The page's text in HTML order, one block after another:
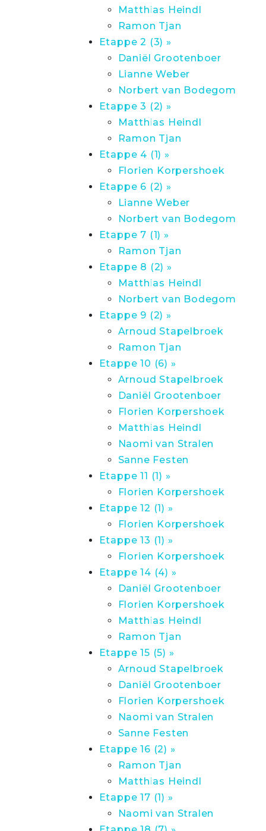
Matthias Heindl
Ramon Tjan
Etappe 2 (3) »
Daniël Grootenboer
Lianne Weber
Norbert van Bodegom
Etappe 3 (2) »
Matthias Heindl
Ramon Tjan
Etappe 4 (1) »
Florien Korpershoek
Etappe 6 (2) »
Lianne Weber
Norbert van Bodegom
Etappe 7 (1) »
Ramon Tjan
Etappe 8 (2) »
Matthias Heindl
Norbert van Bodegom
Etappe 9 (2) »
Arnoud Stapelbroek
Ramon Tjan
Etappe 10 (6) »
Arnoud Stapelbroek
Daniël Grootenboer
Florien Korpershoek
Matthias Heindl
Naomi van Stralen
Sanne Festen
Etappe 11 (1) »
Florien Korpershoek
Etappe 12 (1) »
Florien Korpershoek
Etappe 13 (1) »
Florien Korpershoek
Etappe 14 (4) »
Daniël Grootenboer
Florien Korpershoek
Matthias Heindl
Ramon Tjan
Etappe 15 (5) »
Arnoud Stapelbroek
Daniël Grootenboer
Florien Korpershoek
Naomi van Stralen
Sanne Festen
Etappe 16 (2) »
Ramon Tjan
Matthias Heindl
Etappe 17 (1) »
Naomi van Stralen